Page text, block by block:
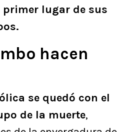
lugar de sus
hacen
se quedó con el
de la muerte,